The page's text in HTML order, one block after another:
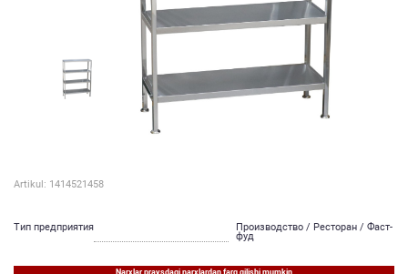
Artikul: 1414521458
Тип предприятия Производство / Ресторан / Фаст-
фуд
Narxlar praysdagi narxlardan farq qilishi mumkin